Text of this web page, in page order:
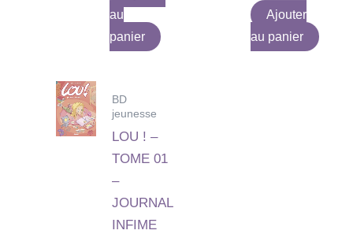
au
panier
Ajouter
au panier
BD
jeunesse
LOU ! –
TOME 01
–
JOURNAL
INFIME